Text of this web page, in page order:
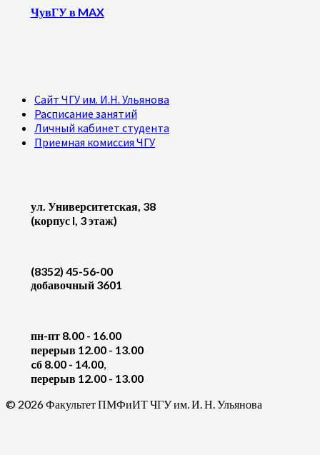
ЧувГУ в MAX
Сайт ЧГУ им. И.Н. Ульянова
Расписание занятий
Личный кабинет студента
Приемная комиссия ЧГУ
ул. Университетская, 38
(корпус I, 3 этаж)
(8352) 45-56-00
добавочный 3601
пн-пт 8.00 - 16.00
перерыв 12.00 - 13.00
cб 8.00 - 14.00,
перерыв 12.00 - 13.00
© 2026 Факультет ПМФиИТ ЧГУ им. И. Н. Ульянова